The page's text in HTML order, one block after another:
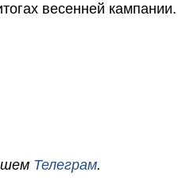
весенней кампании.
Телеграм.